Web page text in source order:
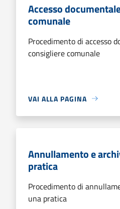
Accesso
comunale
Procedimento di accesso
consigliere comunale
VAI ALLA PAGINA
Annullamento e
pratica
Procedimento di
una pratica